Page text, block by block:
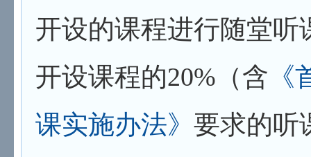
开设的课程进行随堂
开设课程的20%（含
课实施办法》 要求的听